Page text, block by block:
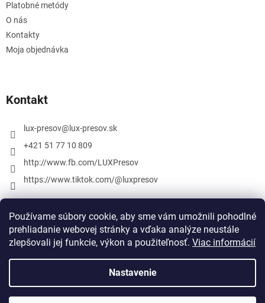
Používame súbory cookie, aby sme vám umožnili pohodlné
prehliadanie webovej stránky a vďaka analýze neustále
zlepšovali jej funkcie, výkon a použiteľnosť. Viac informácií
Nastavenie
Platobné metódy
O nás
Kontakty
Moja objednávka
Kontakt
lux-presov@ lux-presov.sk
+421 51 77 10 809
http://www.fb.com/LUXPresov
https://www.tiktok.com/@luxpresov
Vytvoril Shoptet